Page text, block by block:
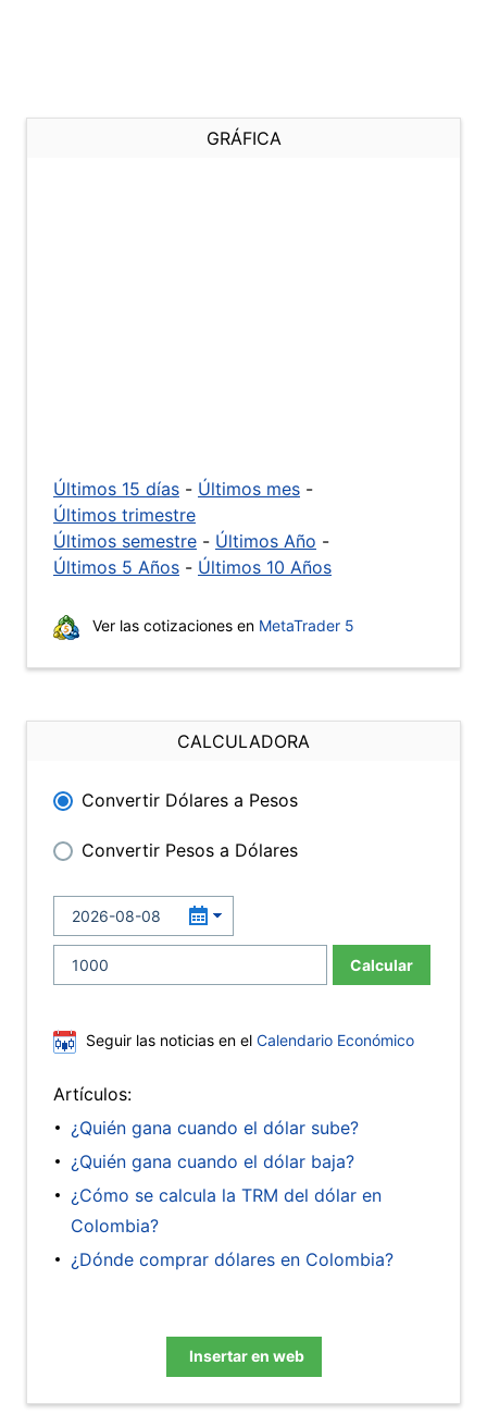
GRÁFICA
Últimos 15 días - Últimos mes -
Últimos trimestre
Últimos semestre - Últimos Año -
Últimos 5 Años - Últimos 10 Años
Ver las cotizaciones en MetaTrader 5
CALCULADORA
Convertir Dólares a Pesos
Convertir Pesos a Dólares
Calcular
Seguir las noticias en el Calendario Económico
Artículos:
¿Quién gana cuando el dólar sube?
¿Quién gana cuando el dólar baja?
¿Cómo se calcula la TRM del dólar en
Colombia?
¿Dónde comprar dólares en Colombia?
Insertar en web